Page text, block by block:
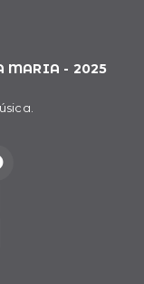
MARIA - 2025